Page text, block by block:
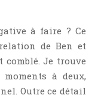
à faire ? Ce
de Ben et
comblé. Je trouve
à deux,
Outre ce détail